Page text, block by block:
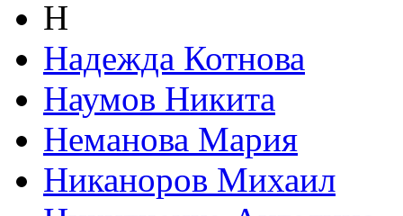
Н
Надежда Котнова
Наумов Никита
Неманова Мария
Никаноров Михаил